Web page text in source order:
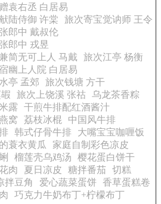
袁右丞 白居易
陆侍御 许棠
旅次寄宝觉讷师 王令
郎中 戴叔伦
郎中 戎昱
简无可上人 马戴
旅次江亭 杨衡
幽上人院 白居易
亭 孟郊
旅次钱塘 方干
旅次上饶溪 张祜
乌龙茶香粽
露
干煎牛排配红酒酱汁
窝
荔枝冰棍
中国风牛排
韩式仔骨牛排
大嘴宝宝咖喱饭
蓑衣黄瓜
家庭自制彩色凉皮
榴莲壳乌鸡汤
樱花蛋白饼干
肉
夏日凉皮 糖拌番茄 切糕
拌豆角 爱心蔬菜蛋饼
香草蛋糕卷
巧克力牛奶布丁+柠檬布丁